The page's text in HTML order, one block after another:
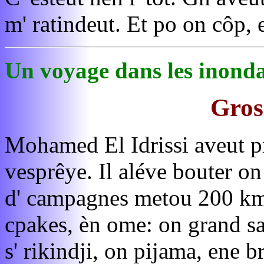
m' ratindeut. Et po on côp,
Un voyage dans les
Mohamed El Idrissi aveut
vesprêye. Il aléve bouter
d' campagnes metou 200
cpakes, èn ome: on grand
s' rikindji, on pijama, ene